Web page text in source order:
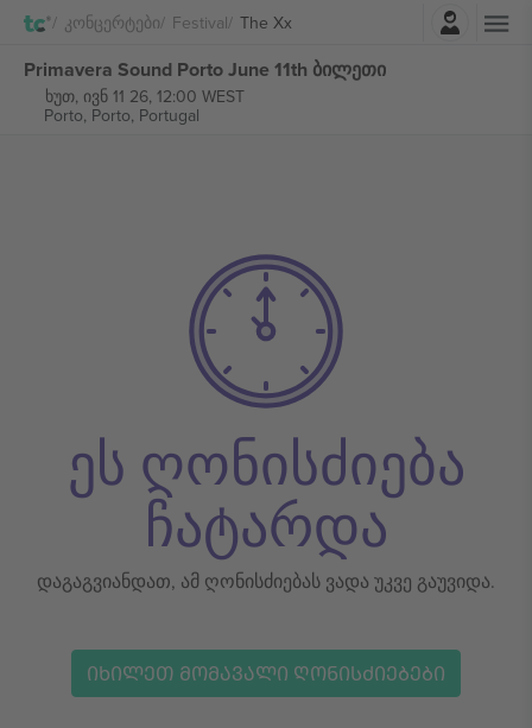
Კონცერტები Festival The Xx
Primavera Sound Porto June 11th ბილეთი
ხუთ, ივნ 11 26, 12:00 WEST
Porto, Porto, Portugal
ეს ღონისძიება
ჩატარდა
დაგაგვიანდათ, ამ ღონისძიებას ვადა უკვე გაუვიდა.
ᲘᲮᲘᲚᲔᲗ ᲛᲝᲛᲐᲕᲐᲚᲘ ᲦᲝᲜᲘᲡᲫᲘᲔᲑᲔᲑᲘ